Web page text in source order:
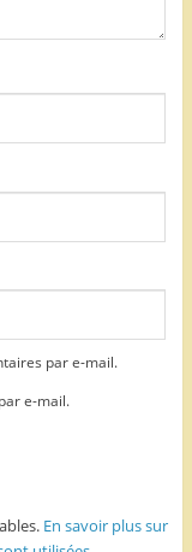
par e-mail.
e-mail.
En savoir plus sur